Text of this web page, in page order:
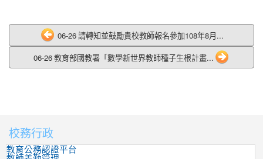
06-26 請轉知並鼓勵貴校教師報名參加108年8月...
06-26 教育部國教署「數學新世界教師種子生根計畫...
:::
校務行政
教育公務認證平台